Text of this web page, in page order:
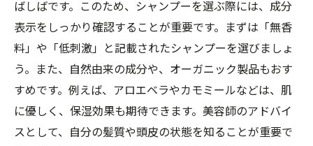
ばしばです。このため、シャンプーを選ぶ際には、成分
表示をしっかり確認することが重要です。まずは「無香
料」や「低刺激」と記載されたシャンプーを選びましょ
う。また、自然由来の成分や、オーガニック製品もおす
すめです。例えば、アロエベラやカモミールなどは、肌
に優しく、保湿効果も期待できます。美容師のアドバイ
スとして、自分の髪質や頭皮の状態を知ることが重要で